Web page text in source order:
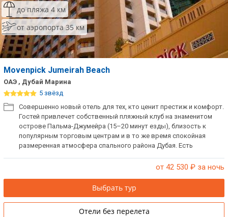
до пляжа 4 км
от аэропорта 35 км
Movenpick Jumeirah Beach
ОАЭ , Дубай Марина
5 звёзд
Совершенно новый отель для тех, кто ценит престиж и комфорт.
Гостей привлечет собственный пляжный клуб на знаменитом
острове Пальма-Джумейра (15–20 минут езды), близость к
популярным торговым центрам и в то же время спокойная
размеренная атмосфера спального района Дубая. Есть
момент создания каталога отель строился.от 42 530 ₽ за ночь
Выбрать тур
Отели без перелета